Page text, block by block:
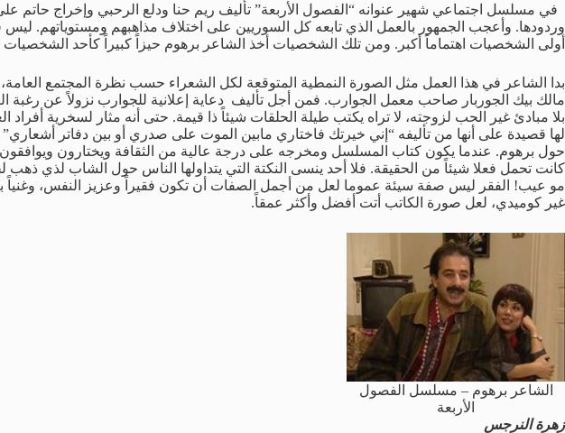
في مسلسل اجتماعي شهير عنوانه “الفصول الأربعة” تأليف ريم حنا ودلع الرحبي وإخراج حاتم
وردودها. وأعجب الجمهور بالعمل الذي تابعه كل السوريين على اختلاف مذاهبهم ومستوياتهم.
أولى الشخصيات اهتماماً أكبر. ومن تلك الشخصيات أخذ الشاعر برهوم حيزاً كبيراً كأحد الشخصيات
بدا الشاعر في هذا العمل مثل الصورة النمطية المتوقعة لكل الشعراء حسب نظرة المجتمع
مالك بيك الجوربار صاحب معمل الجوارب. فمن أجل تأليف دعاية إعلانية للجوارب نزولاً عن
بلا مبادئ غير الحب لزوجته، لا تراه يكتب طيلة الحلقات شيئاً ذا قيمة. حتى أنه مثار لسخرية
لها قصيدة على أنها من تأليفه “إني خيرتك فاختاري مابين الموت على صدري أو بين دفاتر
حول برهوم. عندما يكون كتاب المسلسل ومخرجه على درجة عالية من الثقافة ويختارون ويوافقون
كانت تحمل فعلا شيئاً من الحقيقة. فلا أحد ينسى النكتة التي يتداولها الناس حول الشاب لذي
مو عيب! الفقر ليس صفة سيئة عموما لعل من أجمل الصفات أن تكون فقيراً وعزيز النفس، وغنياً
غير كوميدي، لعل صورة الكاتب أتت أفضل وأكثر عمقاً.
الشاعر برهوم – مسلسل الفصول
الأربعة
زهرة النرجس